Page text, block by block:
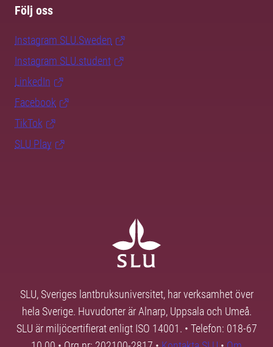
Följ oss
Instagram SLU.Sweden
Instagram SLU.student
LinkedIn
Facebook
TikTok
SLU Play
SLU, Sveriges lantbruksuniversitet, har verksamhet över
hela Sverige. Huvudorter är Alnarp, Uppsala och Umeå.
SLU är miljöcertifierat enligt ISO 14001. • Telefon: 018-67